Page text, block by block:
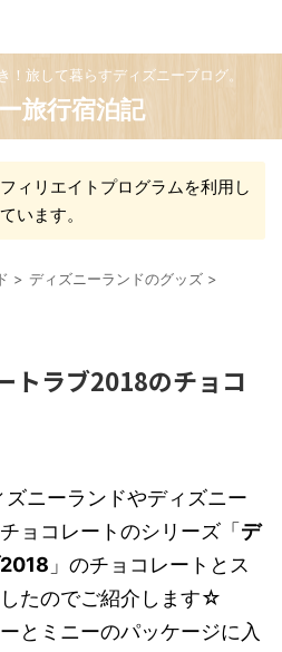
！旅して暮らすディズニーブログ。
旅行宿泊記
ィリエイトプログラムを利用し
います。
> ディズニーランドのグッズ >
トラブ2018のチョコ
ニーランドやディズニー
ョコレートのシリーズ「 デ
」のチョコレートとス
たのでご紹介します☆
とミニーのパッケージに入